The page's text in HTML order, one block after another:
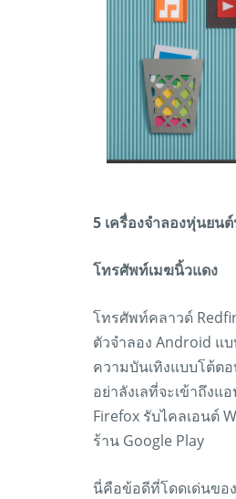
5 เครื่องจำลองหุ่นยน
โทรศัพท์เมฆนิ้วแดง
โทรศัพท์คลาวด์
ตัวจำลอง Android แ
ความบันเทิงแบบโต้ต
อย่าลังเลที่จะเข้าถึงแ
Firefox รับไคลเอนต์
ร้าน Google Play
นี่คือข้อดีที่โดดเด่นขอ